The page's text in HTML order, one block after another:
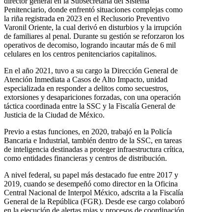
Penitenciario, donde enfrentó situaciones complejas como
la riña registrada en 2023 en el Reclusorio Preventivo
Varonil Oriente, la cual derivó en disturbios y la irrupción
de familiares al penal. Durante su gestión se reforzaron los
operativos de decomiso, logrando incautar más de 6 mil
celulares en los centros penitenciarios capitalinos.
En el año 2021, tuvo a su cargo la Dirección General de
Atención Inmediata a Casos de Alto Impacto, unidad
especializada en responder a delitos como secuestros,
extorsiones y desapariciones forzadas, con una operación
táctica coordinada entre la SSC y la Fiscalía General de
Justicia de la Ciudad de México.
Previo a estas funciones, en 2020, trabajó en la Policía
Bancaria e Industrial, también dentro de la SSC, en tareas
de inteligencia destinadas a proteger infraestructura crítica,
como entidades financieras y centros de distribución.
A nivel federal, su papel más destacado fue entre 2017 y
2019, cuando se desempeñó como director en la Oficina
Central Nacional de Interpol México, adscrita a la Fiscalía
General de la República (FGR). Desde ese cargo colaboró
en la ejecución de alertas rojas y procesos de coordinación